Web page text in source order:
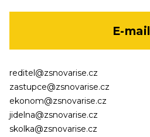
E-mail
reditel@zsnovarise.cz
zastupce@zsnovarise.cz
ekonom@zsnovarise.cz
jidelna@zsnovarise.cz
skolka@zsnovarise.cz